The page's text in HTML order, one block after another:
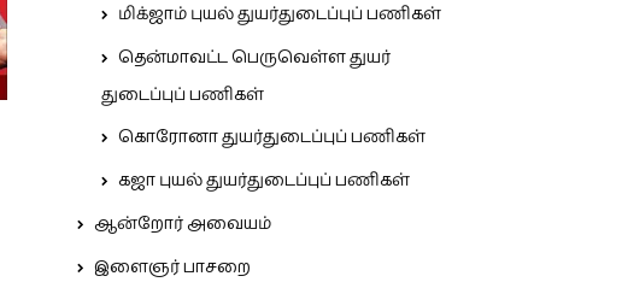
மிக்ஜாம் புயல் துயர்துடைப்புப் பணிகள்
தென்மாவட்ட பெருவெள்ள துயர்
துடைப்புப் பணிகள்
கொரோனா துயர்துடைப்புப் பணிகள்
கஜா புயல் துயர்துடைப்புப் பணிகள்
ஆன்றோர் அவையம்
இளைஞர் பாசறை